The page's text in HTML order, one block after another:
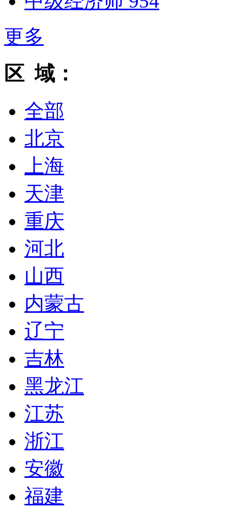
更多
区 域：
全部
北京
上海
天津
重庆
河北
山西
内蒙古
辽宁
吉林
黑龙江
江苏
浙江
安徽
福建